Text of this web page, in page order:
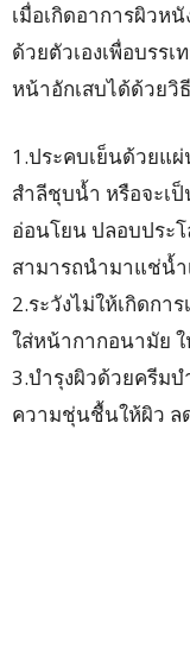
เมื่อเกิดอาการผิวห
ด้วยตัวเองเพื่อบรร
หน้าอักเสบได้ด้วยวิ
1.ประคบเย็นด้วยแ
สำลีชุบน้ำ หรือจะเ
อ่อนโยน ปลอบประ
สามารถนำมาแช่น้ำ
2.ระวังไม่ให้เกิดกา
ใส่หน้ากากอนามัย
3.บำรุงผิวด้วยครีม
ความชุ่นชื้นให้ผิว ล